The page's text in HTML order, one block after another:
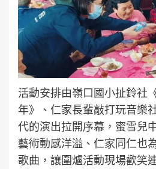
活動安排由嶺口國小扯鈴社
年》、仁家長輩敲打玩音樂
代的演出拉開序幕，蜜雪兒
藝術動感洋溢、仁家同仁也
歌曲，讓圍爐活動現場歡笑